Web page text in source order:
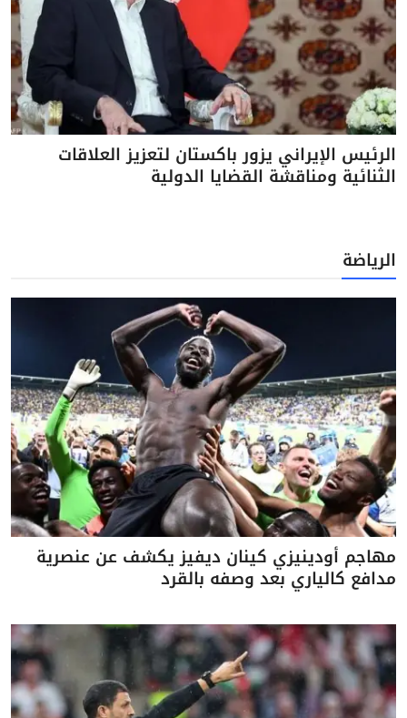
الرئيس الإيراني يزور باكستان لتعزيز العلاقات
الثنائية ومناقشة القضايا الدولية
الرياضة
مهاجم أودينيزي كينان ديفيز يكشف عن عنصرية
مدافع كالياري بعد وصفه بالقرد